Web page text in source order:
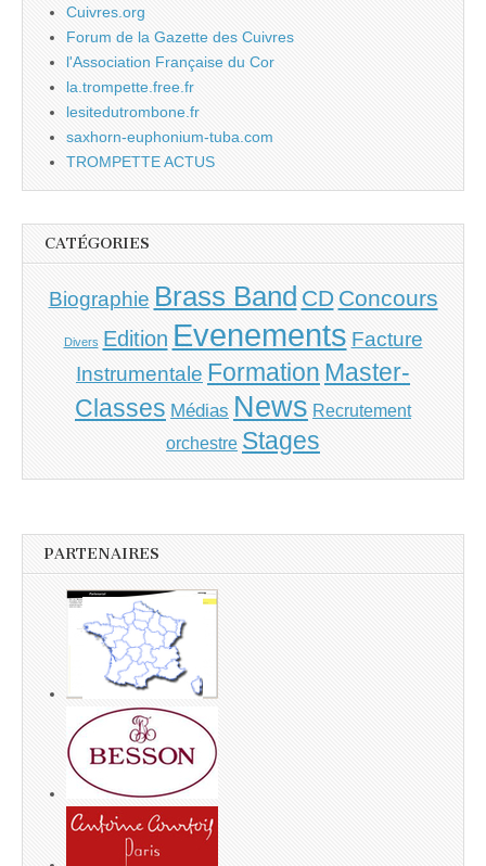
Cuivres.org
Forum de la Gazette des Cuivres
l'Association Française du Cor
la.trompette.free.fr
lesitedutrombone.fr
saxhorn-euphonium-tuba.com
TROMPETTE ACTUS
CATÉGORIES
Biographie Brass Band CD Concours
Divers Edition Evenements Facture
Instrumentale Formation Master-
Classes Médias News Recrutement
orchestre Stages
PARTENAIRES